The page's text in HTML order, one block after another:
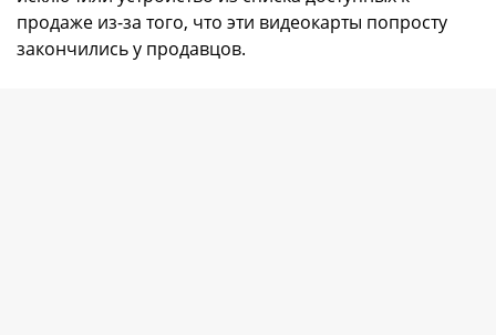
продаже из-за того, что эти видеокарты попросту
закончились у продавцов.